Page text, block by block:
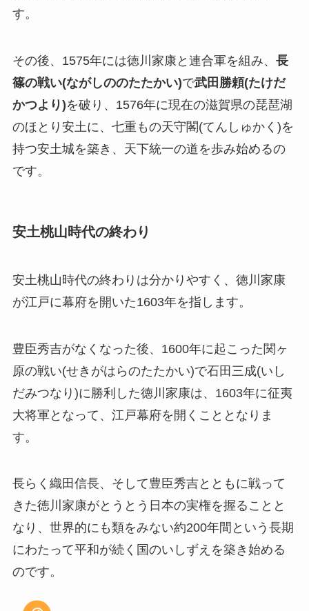
す。
その後、1575年には徳川家康と連合軍を組み、 長
篠の戦い(ながしののたたかい)で武田勝頼(たけだ
かつより)を破り、1576年に現在の滋賀県の琵琶湖
のほとり安土に、七重もの天守閣(てんしゅかく)を
持つ安土城を築き、天下統一の道を歩み始めるの
です。
安土桃山時代の終わり
安土桃山時代の終わりは分かりやすく、徳川家康
が江戸に幕府を開いた1603年を指します。
豊臣秀吉がなくなった後、1600年に起こった関ヶ
原の戦い(せきがはらのたたかい)で石田三成(いし
だみつなり)に勝利した徳川家康は、1603年に征夷
大将軍となって、江戸幕府を開くこととなりま
す。
長らく織田信長、そして豊臣秀吉とともに戦って
きた徳川家康がとうとう日本の実権を握ることと
なり、世界的にも類をみない約200年間という長期
にわたって平和が続く国のいしずえを築き始める
のです。